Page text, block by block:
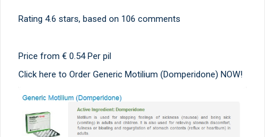
Rating 4.6 stars, based on 106 comments
Price from € 0.54Per pil
Click here to Order Generic Motilium (Domperidone) NOW!